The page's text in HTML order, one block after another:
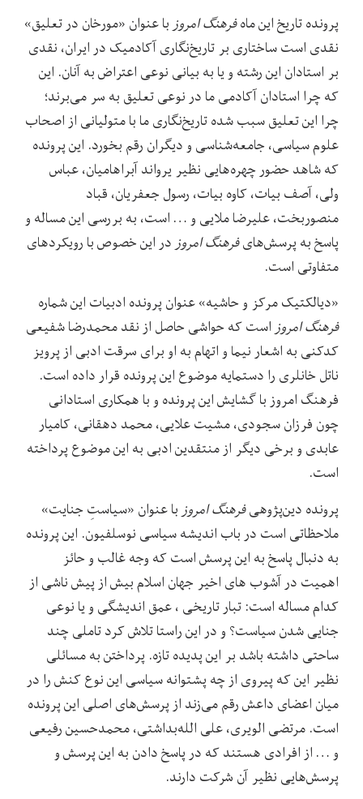
پرونده تاریخ این ماهفرهنگ امروز با عنوان «مورخان در تعلیق»
نقدی است ساختاری بر تاریخ‌نگاری آکادمیک در ایران، نقدی
بر استادان این رشته و یا به بیانی نوعی اعتراض به آنان. این
که چرا استادان آکادمی ما در نوعی تعلیق به سر می‌برند؛
چرا این تعلیق سبب شده تاریخ‌نگاری ما با متولیانی از اصحاب
علوم سیاسی، جامعه‌شناسی و دیگران رقم بخورد. این پرونده
که شاهد حضور چهره‌هایی نظیر یرواند آبراهامیان، عباس
ولی، آصف بیات، کاوه بیات، رسول جعفریان، قباد
منصوربخت، علیرضا ملایی و … است، به بررسی این مساله و
پاسخ به پرسش‌هایفرهنگ امروز در این خصوص با رویکردهای
متفاوتی است.
«دیالکتیک مرکز و حاشیه» عنوان پرونده ادبیات این شماره
فرهنگ امروز است که حواشی حاصل از نقد محمدرضا شفیعی
کدکنی به اشعار نیما و اتهام به او برای سرقت ادبی از پرویز
ناتل خانلری را دستمایه موضوع این پرونده قرار داده است.
فرهنگ امروز با گشایش این پرونده و با همکاری استادانی
چون فرزان سجودی، مشیت علایی، محمد دهقانی، کامیار
عابدی و برخی دیگر از منتقدین ادبی به این موضوع پرداخته
است.
پرونده دین‌پژوهیفرهنگ امروز با عنوان «سیاستِ جنایت»
ملاحظاتی است در باب اندیشه سیاسی نوسلفیون. این پرونده
به دنبال پاسخ به این پرسش است که وجه غالب و حائز
اهمیت در آشوب های اخیر جهان اسلام بیش از پیش ناشی از
کدام مساله است: تبار تاریخی ، عمق اندیشگی و یا نوعی
جنایی شدن سیاست؟ و در این راستا تلاش کرد تاملی چند
ساحتی داشته باشد بر این پدیده تازه. پرداختن به مسائلی
نظیر این که پیروی از چه پشتوانه سیاسی این نوع کنش را در
میان اعضای داعش رقم می‌زند از پرسش‌های اصلی این پرونده
است. مرتضی الویری، علی الله‌بداشتی، محمدحسین رفیعی
و … از افرادی هستند که در پاسخ دادن به این پرسش و
پرسش‌هایی نظیر آن شرکت دارند.